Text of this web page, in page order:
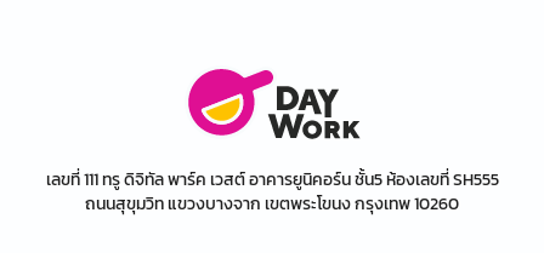
เลขที่ 111 ทรู ดิจิทัล พาร์ค เวสต์ อาคารยูนิคอร์น ชั้น5 ห้องเลขที่ SH555
ถนนสุขุมวิท แขวงบางจาก เขตพระโขนง กรุงเทพ 10260